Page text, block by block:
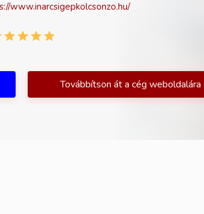
www.inarcsigepkolcsonzo.hu/
Továbbítson át a cég weboldalára